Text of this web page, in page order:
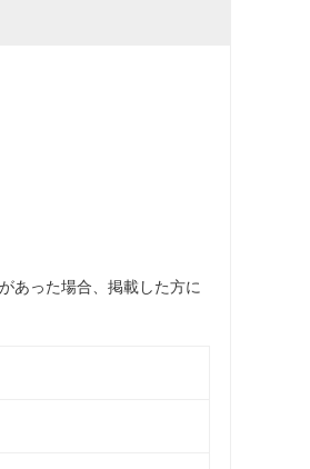
あった場合、掲載した方に